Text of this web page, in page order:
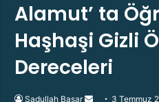
Alamut’ ta
Haşhaşi Gizli
Dereceleri
Sadullah Başar 3 Temmuz